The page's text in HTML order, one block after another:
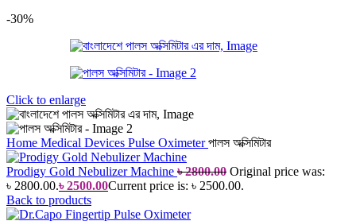
-30%
Click to enlarge
Home Medical Devices Pulse Oximeterপালস অক্সিমিটার
Prodigy Gold Nebulizer Machine ৳2800.00 Original price was:
৳ 2800.00.৳2500.00Current price is: ৳ 2500.00.
Back to products